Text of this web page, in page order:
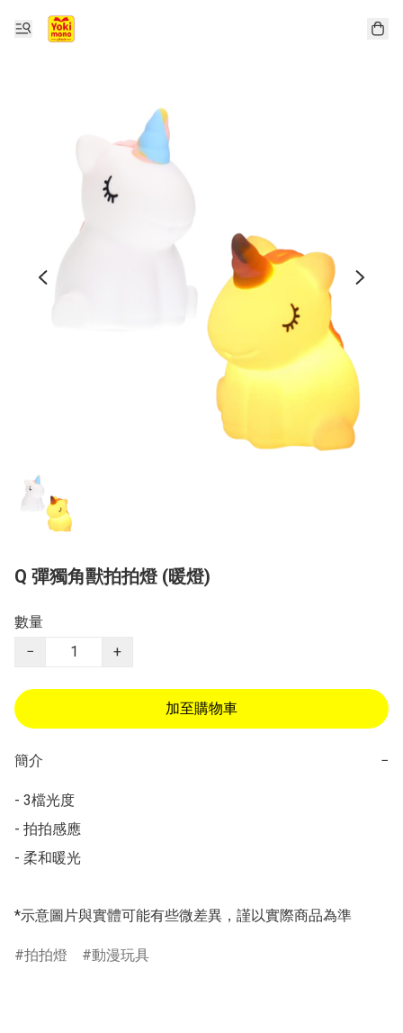
Q 彈獨角獸拍拍燈 (暖燈)
數量
−
+
加至購物車
簡介 −
- 3檔光度
- 拍拍感應
- 柔和暖光
*示意圖片與實體可能有些微差異，謹以實際商品為準
拍拍燈 動漫玩具